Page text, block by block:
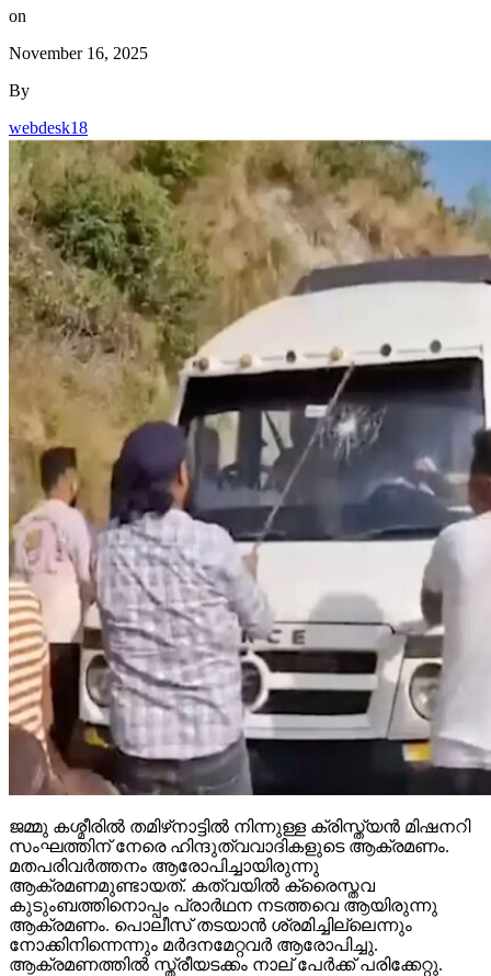
on
November 16, 2025
By
webdesk18
ജമ്മു കശ്മീരില്‍ തമിഴ്‌നാട്ടില്‍ നിന്നുള്ള ക്രിസ്ത്യന്‍ മിഷനറി
സംഘത്തിന് നേരെ ഹിന്ദുത്വവാദികളുടെ ആക്രമണം.
മതപരിവര്‍ത്തനം ആരോപിച്ചായിരുന്നു
ആക്രമണമുണ്ടായത്. കത്വയില്‍ ക്രൈസ്തവ
കുടുംബത്തിനൊപ്പം പ്രാര്‍ഥന നടത്തവെ ആയിരുന്നു
ആക്രമണം. പൊലീസ് തടയാന്‍ ശ്രമിച്ചില്ലെന്നും
നോക്കിനിന്നെന്നും മര്‍ദനമേറ്റവര്‍ ആരോപിച്ചു.
ആക്രമണത്തില്‍ സ്ത്രീയടക്കം നാല് പേര്‍ക്ക് പരിക്കേറ്റു.